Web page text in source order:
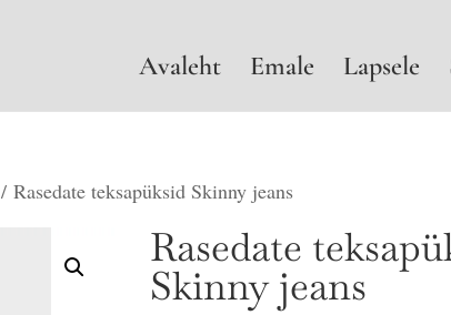
Avaleht Emale Lapsele
/ Rasedate teksapüksid Skinny jeans
Rasedate
Skinny jeans